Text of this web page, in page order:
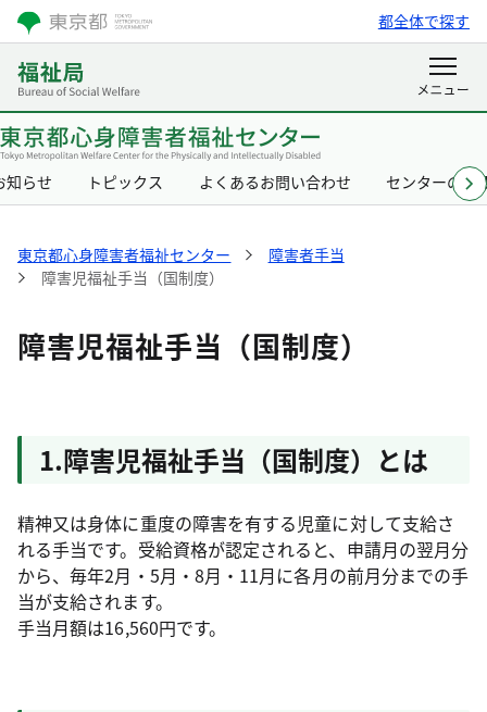
都全体で探す
知らせ トピックス よくあるお問い合わせ センターの概
東京都心身障害者福祉センター
障害者手当
障害児福祉手当（国制度）
障害児福祉手当（国制度）
1.障害児福祉手当（国制度）とは
精神又は身体に重度の障害を有する児童に対して支給さ
れる手当です。受給資格が認定されると、申請月の翌月分
から、毎年2月・5月・8月・11月に各月の前月分までの手
当が支給されます。
手当月額は16,560円です。